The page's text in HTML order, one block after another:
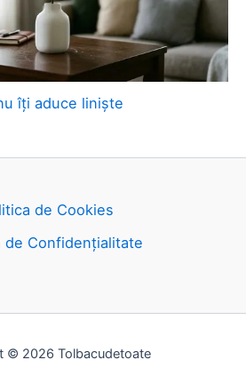
îți aduce liniște
de Cookies
de Confidențialitate
© 2026 Tolbacudetoate